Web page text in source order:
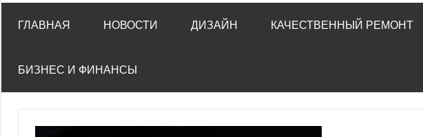
ГЛАВНАЯ НОВОСТИ ДИЗАЙН КАЧЕСТВЕННЫЙ РЕМОНТ
БИЗНЕС И ФИНАНСЫ